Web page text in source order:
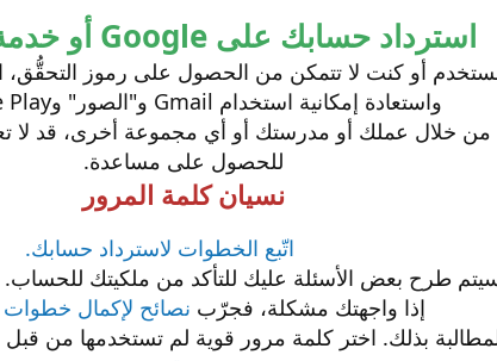
استرداد حسابك على Google أو خدمة Gmail
واستعادة إمكانية استخدام Gmail و"الصور" وGoogle Play.
من خلال عملك أو مدرستك أو أي مجموعة أخرى، قد
للحصول على مساعدة.
نسيان كلمة المرور
اتّبع الخطوات لاسترداد حسابك.
طرح بعض الأسئلة عليك للتأكد من ملكيتك
إذا واجهتك مشكلة، فجرّب نصائح لإكمال
بذلك. اختر كلمة مرور قوية لم تستخدمها من